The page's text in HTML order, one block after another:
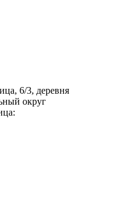
6/3, деревня
округ